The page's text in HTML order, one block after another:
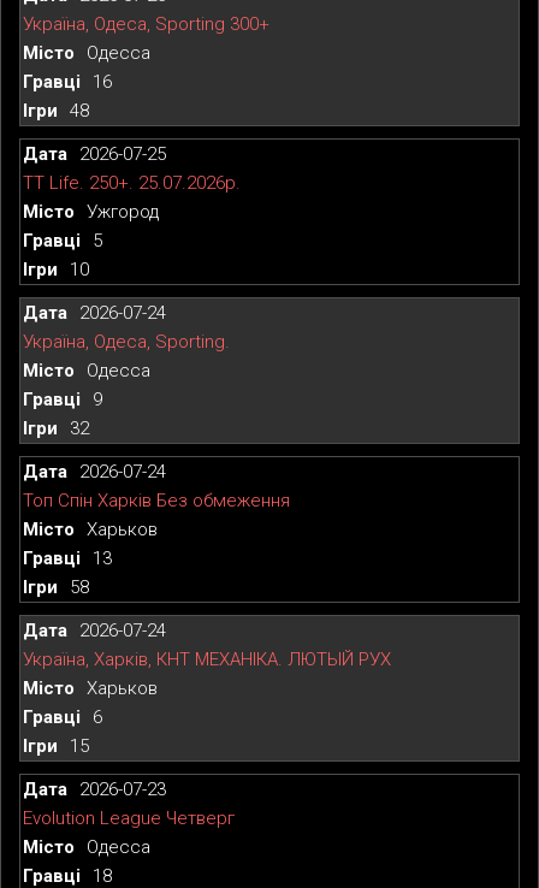
Україна, Одеса, Sporting 300+
Одесса
16
48
2026-07-25
TT Life. 250+. 25.07.2026р.
Ужгород
5
10
2026-07-24
Україна, Одеса, Sporting.
Одесса
9
32
2026-07-24
Топ Спін Харків Без обмеження
Харьков
13
58
2026-07-24
Україна, Харків, КНТ МЕХАНІКА. ЛЮТЫЙ РУХ
Харьков
6
15
2026-07-23
Evolution League Четверг
Одесса
18